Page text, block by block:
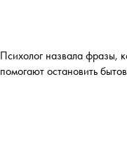
Психолог назвала фразы,
помогают остановить